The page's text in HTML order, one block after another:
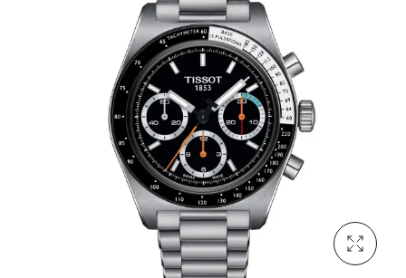
Neu bei Vogl: Uhren von Grand Seiko
Neu bei Vogl: Cartier
Mehr erfahren: Ikonische Uhren von Cartier